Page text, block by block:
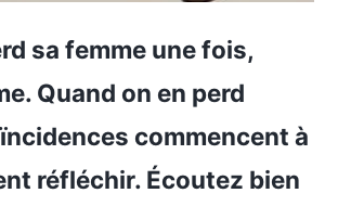
sa femme une fois,
Quand on en perd
commencent à
réfléchir. Écoutez bien